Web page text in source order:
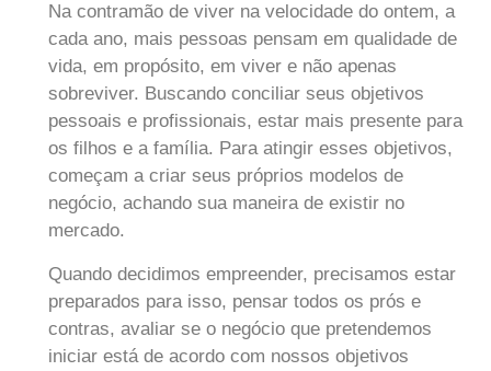
Na contramão de viver na velocidade do ontem, a
cada ano, mais pessoas pensam em qualidade de
vida, em propósito, em viver e não apenas
sobreviver. Buscando conciliar seus objetivos
pessoais e profissionais, estar mais presente para
os filhos e a família. Para atingir esses objetivos,
começam a criar seus próprios modelos de
negócio, achando sua maneira de existir no
mercado.
Quando decidimos empreender, precisamos estar
preparados para isso, pensar todos os prós e
contras, avaliar se o negócio que pretendemos
iniciar está de acordo com nossos objetivos